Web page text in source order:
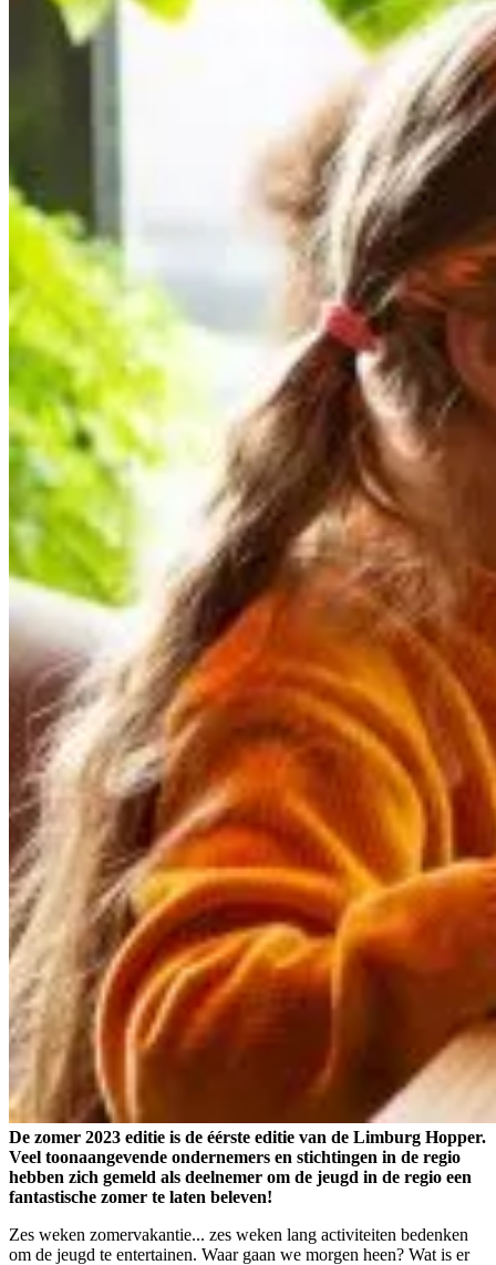
De zomer 2023 editie is de éérste editie van de Limburg Hopper.
Veel toonaangevende ondernemers en stichtingen in de regio
hebben zich gemeld als deelnemer om de jeugd in de regio een
fantastische zomer te laten beleven!
Zes weken zomervakantie... zes weken lang activiteiten bedenken
om de jeugd te entertainen. Waar gaan we morgen heen? Wat is er